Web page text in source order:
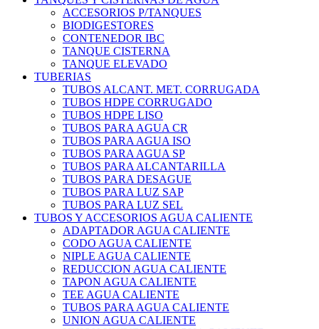
ACCESORIOS P/TANQUES
BIODIGESTORES
CONTENEDOR IBC
TANQUE CISTERNA
TANQUE ELEVADO
TUBERIAS
TUBOS ALCANT. MET. CORRUGADA
TUBOS HDPE CORRUGADO
TUBOS HDPE LISO
TUBOS PARA AGUA CR
TUBOS PARA AGUA ISO
TUBOS PARA AGUA SP
TUBOS PARA ALCANTARILLA
TUBOS PARA DESAGUE
TUBOS PARA LUZ SAP
TUBOS PARA LUZ SEL
TUBOS Y ACCESORIOS AGUA CALIENTE
ADAPTADOR AGUA CALIENTE
CODO AGUA CALIENTE
NIPLE AGUA CALIENTE
REDUCCION AGUA CALIENTE
TAPON AGUA CALIENTE
TEE AGUA CALIENTE
TUBOS PARA AGUA CALIENTE
UNION AGUA CALIENTE